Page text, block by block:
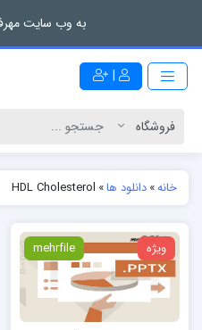
به وب سایت
|
خانه»دانلود ها»
HDL Cholesterol
ویژه mehrfile